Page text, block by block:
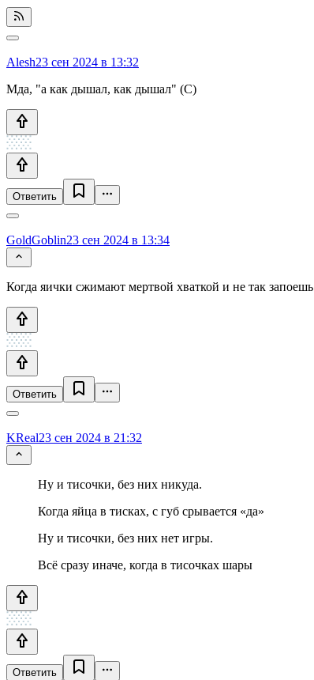
Alesh23 сен 2024 в 13:32
Мда, "а как дышал, как дышал" (С)
Ответить
GoldGoblin23 сен 2024 в 13:34
Когда яички сжимают мертвой хваткой и не так запоешь
Ответить
KReal23 сен 2024 в 21:32
Ну и тисочки, без них никуда.
Когда яйца в тисках, с губ срывается «да»
Ну и тисочки, без них нет игры.
Всё сразу иначе, когда в тисочках шары
Ответить